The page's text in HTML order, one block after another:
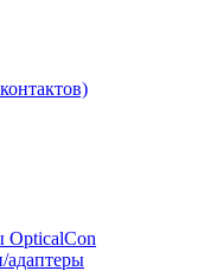
OpticalCon
адаптеры